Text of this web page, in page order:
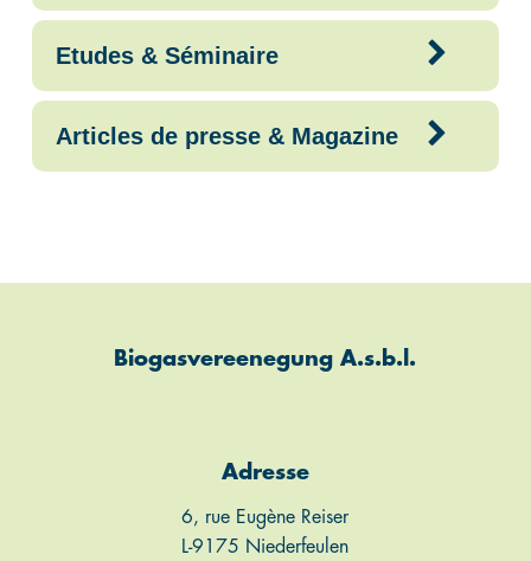
Etudes & Séminaire
Articles de presse & Magazine
Biogasvereenegung A.s.b.l.
Adresse
6, rue Eugène Reiser
L-9175 Niederfeulen